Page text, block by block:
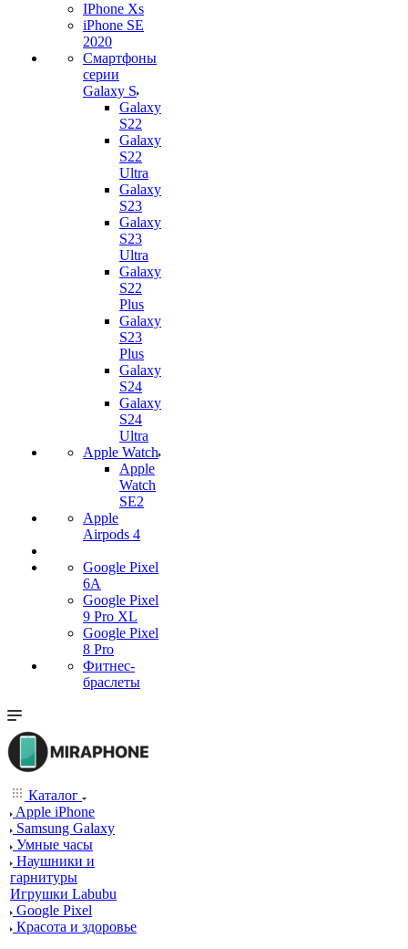
IPhone Xs
iPhone SE
2020
Смартфоны
серии
Galaxy S
Galaxy
S22
Galaxy
S22
Ultra
Galaxy
S23
Galaxy
S23
Ultra
Galaxy
S22
Plus
Galaxy
S23
Plus
Galaxy
S24
Galaxy
S24
Ultra
Apple Watch
Apple
Watch
SE2
Apple
Airpods 4
Google Pixel
6A
Google Pixel
9 Pro XL
Google Pixel
8 Pro
Фитнес-
браслеты
Каталог
Apple iPhone
Samsung Galaxy
Умные часы
Наушники и
гарнитуры
Игрушки Labubu
Google Pixel
Красота и здоровье